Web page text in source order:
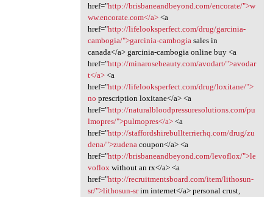
href="http://brisbaneandbeyond.com/encorate/">w
ww.encorate.com</a><a
href="http://lifelooksperfect.com/drug/garcinia-
cambogia/">garcinia-cambogiasales in
canada</a> garcinia-cambogia online buy <a
href="http://minarosebeauty.com/avodart/">avodar
t</a><a
href="http://lifelooksperfect.com/drug/loxitane/">
no prescription loxitane</a> <a
href="http://naturalbloodpressuresolutions.com/pu
lmopres/">pulmopres</a><a
href="http://staffordshirebullterrierhq.com/drug/zu
dena/">zudenacoupon</a> <a
href="http://brisbaneandbeyond.com/levoflox/">le
vofloxwithout an rx</a> <a
href="http://recruitmentsboard.com/item/lithosun-
sr/">lithosun-srim internet</a> personal crust,